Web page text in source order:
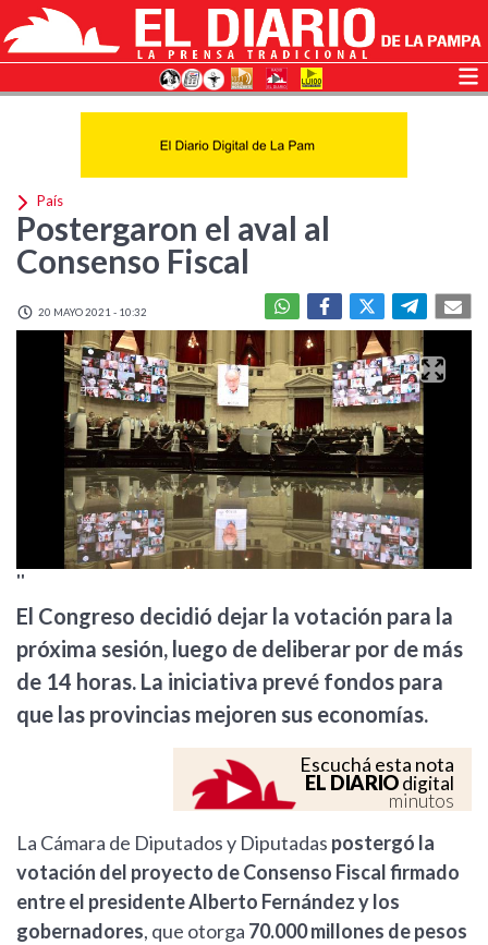
País
Postergaron el aval al
Consenso Fiscal
20 MAYO 2021 - 10:32
''
El Congreso decidió dejar la votación para la
próxima sesión, luego de deliberar por de más
de 14 horas. La iniciativa prevé fondos para
que las provincias mejoren sus economías.
Escuchá esta nota
EL DIARIOdigital
minutos
La Cámara de Diputados y Diputadas postergó la
votación del proyecto de Consenso Fiscal firmado
entre el presidente Alberto Fernández y los
gobernadores, que otorga 70.000 millones de pesos